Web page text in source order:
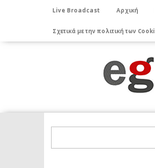
Live Broadcast Αρχική
Σχετικά με την πολιτική των